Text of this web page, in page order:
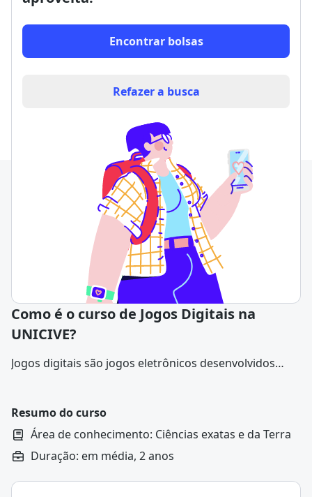
Encontrar bolsas
Refazer a busca
Como é o curso de Jogos Digitais na
UNICIVE?
Jogos digitais são jogos eletrônicos desenvolvidos
Resumo do curso
Área de conhecimento: Ciências exatas e da Terra
Duração: em média, 2 anos